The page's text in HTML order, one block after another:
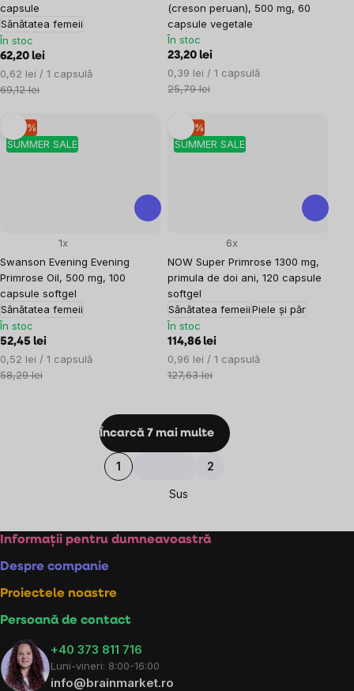
capsule
Sănătatea femeii
În stoc
62,20 lei
Evaluare
preţ:
0,62 lei / 1 capsulă
69,12 lei
(creson peruan), 500 mg, 60
capsule vegetale
În stoc
23,20 lei
Evaluare
preţ:
0,39 lei / 1 capsulă
25,79 lei
SUMMER SALE
–10 %
Swanson Evening Evening
Primrose Oil, 500 mg, 100
capsule softgel
Sănătatea femeii
1x
În stoc
52,45 lei
Evaluare
preţ:
0,52 lei / 1 capsulă
58,29 lei
SUMMER SALE
–10 %
NOW Super Primrose 1300 mg,
primula de doi ani, 120 capsule
softgel
Sănătatea femeiiPiele și păr
6x
În stoc
114,86 lei
Evaluare
preţ:
0,96 lei / 1 capsulă
127,63 lei
Controlul
listărilor
Încarcă 7 mai multe
Paginare
1 2
Sus
Subsol
Informații pentru dumneavoastră
Despre companie
Proiectele noastre
Persoană de contact
+40 373 811 716
Luni-vineri: 8:00-16:00
info@brainmarket.ro